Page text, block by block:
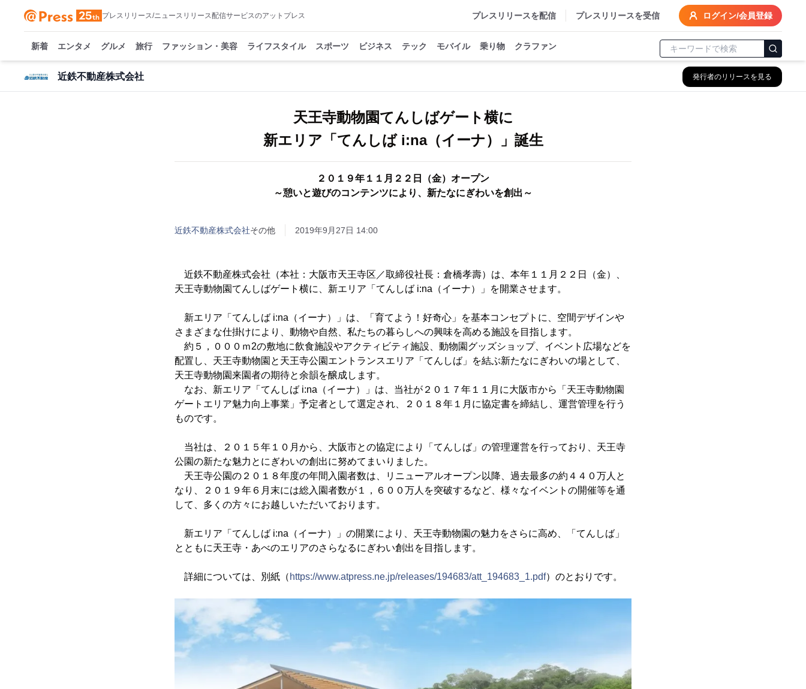
プレスリリース/ニュースリリース配信サービスのアットプレス プレスリリースを配信 プレスリリースを受信 ログイン/会員登録
新着 エンタメ グルメ 旅行 ファッション・美容 ライフスタイル スポーツ ビジネス テック モバイル 乗り物 クラファン
近鉄不動産株式会社 発行者のリリースを見る
天王寺動物園てんしばゲート横に
新エリア「てんしば i:na（イーナ）」誕生
２０１９年１１月２２日（金）オープン
～憩いと遊びのコンテンツにより、新たなにぎわいを創出～
近鉄不動産株式会社その他 2019年9月27日 14:00
近鉄不動産株式会社（本社：大阪市天王寺区／取締役社長：倉橋孝壽）は、本年１１月２２日（金）、
天王寺動物園てんしばゲート横に、新エリア「てんしば i:na（イーナ）」を開業させます。
新エリア「てんしば i:na（イーナ）」は、「育てよう！好奇心」を基本コンセプトに、空間デザインや
さまざまな仕掛けにより、動物や自然、私たちの暮らしへの興味を高める施設を目指します。
約５，０００ｍ2の敷地に飲食施設やアクティビティ施設、動物園グッズショップ、イベント広場などを
配置し、天王寺動物園と天王寺公園エントランスエリア「てんしば」を結ぶ新たなにぎわいの場として、
天王寺動物園来園者の期待と余韻を醸成します。
なお、新エリア「てんしば i:na（イーナ）」は、当社が２０１７年１１月に大阪市から「天王寺動物園
ゲートエリア魅力向上事業」予定者として選定され、２０１８年１月に協定書を締結し、運営管理を行う
ものです。
当社は、２０１５年１０月から、大阪市との協定により「てんしば」の管理運営を行っており、天王寺
公園の新たな魅力とにぎわいの創出に努めてまいりました。
天王寺公園の２０１８年度の年間入園者数は、リニューアルオープン以降、過去最多の約４４０万人と
なり、２０１９年６月末には総入園者数が１，６００万人を突破するなど、様々なイベントの開催等を通
して、多くの方々にお越しいただいております。
新エリア「てんしば i:na（イーナ）」の開業により、天王寺動物園の魅力をさらに高め、「てんしば」
とともに天王寺・あべのエリアのさらなるにぎわい創出を目指します。
詳細については、別紙（ https://www.atpress.ne.jp/releases/194683/att_194683_1.pdf）のとおりです。